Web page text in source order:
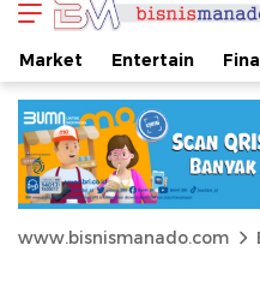
Market Entertain
www.bisnismanado.com